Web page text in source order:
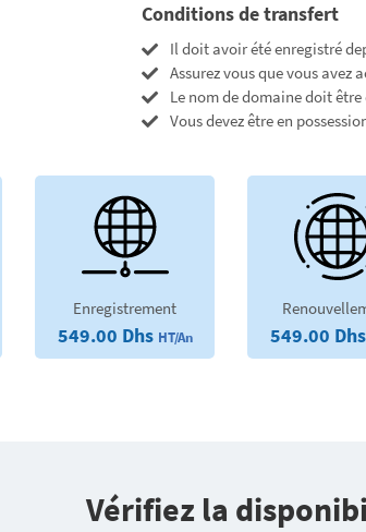
Conditions de transfert
Il doit avoir été enregistré
Assurez vous que vous
Le nom de domaine doit
Vous devez être en
Enregistrement
549.00 Dhs HT/An 549.00 Dhs
Vérifiez la